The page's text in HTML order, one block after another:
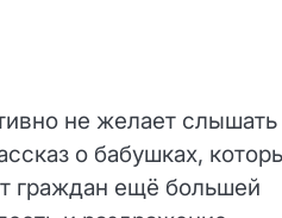
не желает слышать
о бабушках,
граждан ещё большей